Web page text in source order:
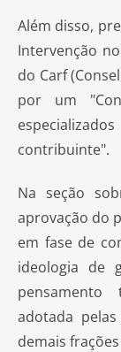
Além disso,
Intervenção
do Carf
por um
contribuinte".
Na seção
aprovação do
em fase de
ideologia de
adotada
demais